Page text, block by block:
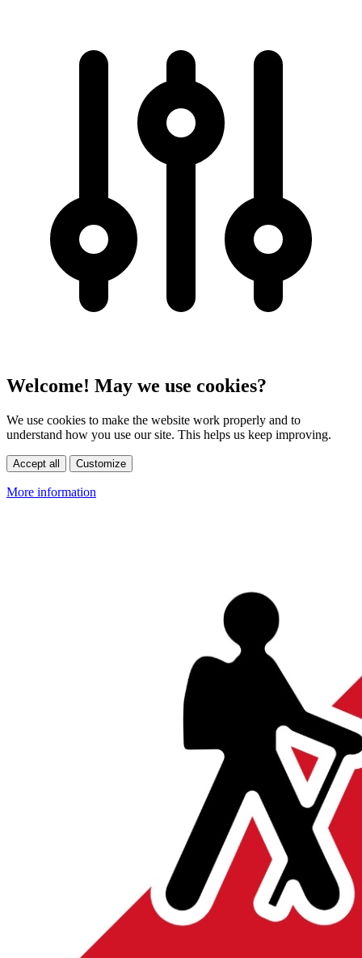
Welcome! May we use cookies?
We use cookies to make the website work properly and to
understand how you use our site. This helps us keep improving.
Accept all Customize
More information